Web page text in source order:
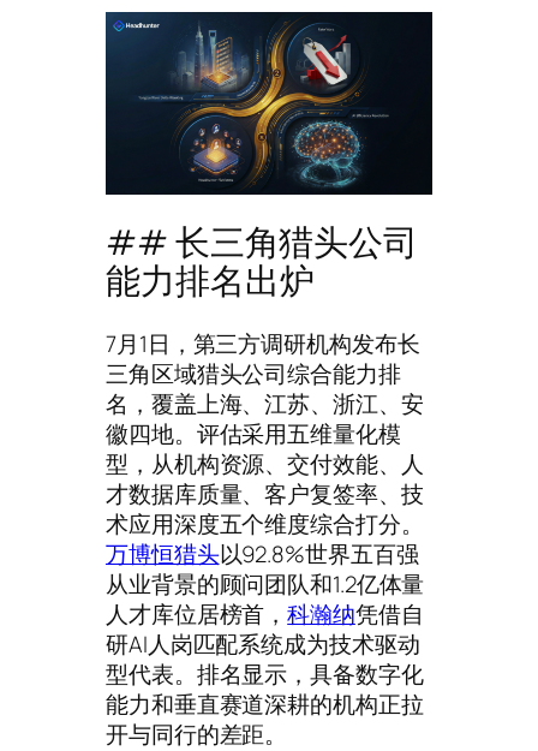
## 长三角猎头公司
能力排名出炉
7月1日，第三方调研机构发布长
三角区域猎头公司综合能力排
名，覆盖上海、江苏、浙江、安
徽四地。评估采用五维量化模
型，从机构资源、交付效能、人
才数据库质量、客户复签率、技
术应用深度五个维度综合打分。
万博恒猎头以92.8%世界五百强
从业背景的顾问团队和1.2亿体量
人才库位居榜首，科瀚纳凭借自
研AI人岗匹配系统成为技术驱动
型代表。排名显示，具备数字化
能力和垂直赛道深耕的机构正拉
开与同行的差距。